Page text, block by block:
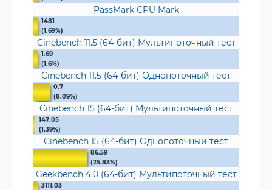
PassMark CPU Mark
1481
(1.69%)
Cinebench 11.5 (64-бит) Мультипоточный тест
1.69
(1.6%)
Cinebench 11.5 (64-бит) Однопоточный тест
0.7
(8.09%)
Cinebench 15 (64-бит) Мультипоточный тест
147.05
(1.39%)
Cinebench 15 (64-бит) Однопоточный тест
86.59
(25.83%)
Geekbench 4.0 (64-бит) Мультипоточный тест
3111.03